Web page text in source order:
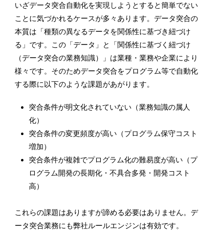
いざデータ突合自動化を実現しようとすると簡単でない
ことに気づかれるケースが多々あります。データ突合の
本質は「種類の異なるデータを関係性に基づき紐づけ
る」です。この「データ」と「関係性に基づく紐づけ
（データ突合の業務知識）」は業種・業務や企業により
様々です。そのためデータ突合をプログラム等で自動化
する際に以下のような課題があがります。
突合条件が明文化されていない（業務知識の属人
化）
突合条件の変更頻度が高い（プログラム保守コスト
増加）
突合条件が複雑でプログラム化の難易度が高い（プ
ログラム開発の長期化・不具合多発・開発コスト
高）
これらの課題はありますが諦める必要はありません。デ
ータ突合業務にも弊社ルールエンジンは有効です。